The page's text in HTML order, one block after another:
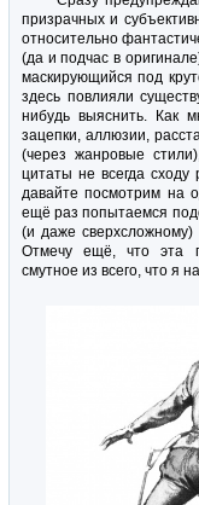
призрачных и
относительно
(да и подчас в
маскирующийся под
здесь повлияли
нибудь выяснить. Как
зацепки, аллюзии,
(через жанровые
цитаты не всегда
давайте посмотрим на
ещё раз попытаемся
(и даже сверхсложному)
Отмечу ещё, что эта
смутное из всего, что я